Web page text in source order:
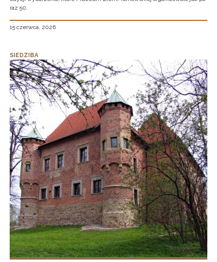
raz 50.
15 czerwca, 2026
SIEDZIBA